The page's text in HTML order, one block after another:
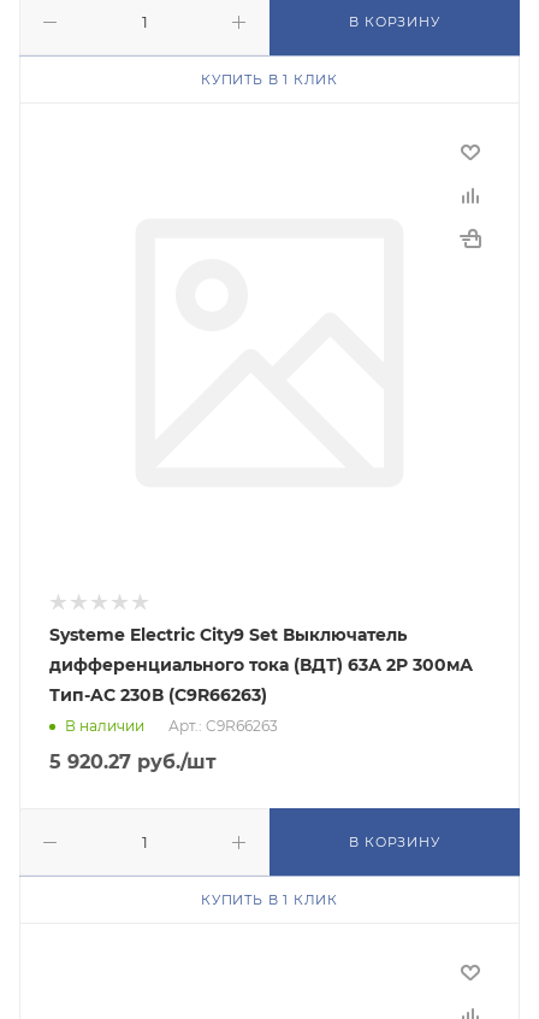
В КОРЗИНУ
КУПИТЬ В 1 КЛИК
Systeme Electric City9 Set Выключатель
дифференциального тока (ВДТ) 63А 2P 300мА
Тип-AC 230В (C9R66263)
В наличии Арт.: C9R66263
5 920.27 руб./шт
В КОРЗИНУ
КУПИТЬ В 1 КЛИК